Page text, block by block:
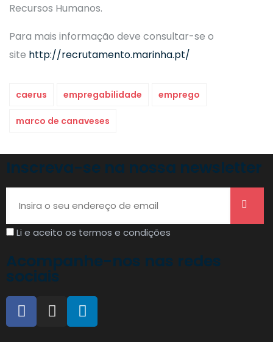
Recursos Humanos.
Para mais informação deve consultar-se o
site http://recrutamento.marinha.pt/​
caerus empregabilidade emprego
marco de canaveses
Inscreva-se na nossa newsletter
Li e aceito os termos e condições
Acompanhe-nos nas redes
sociais